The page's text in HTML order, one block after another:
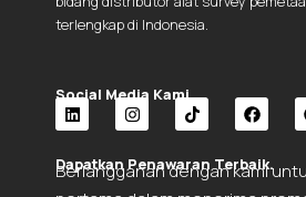
terlengkap di Indonesia.
Social Media Kami.
L
n
I
n
s
t
T
k
F
a
c
Dapatkan Penawaran Terbaik.
Berlangganan dengan kami